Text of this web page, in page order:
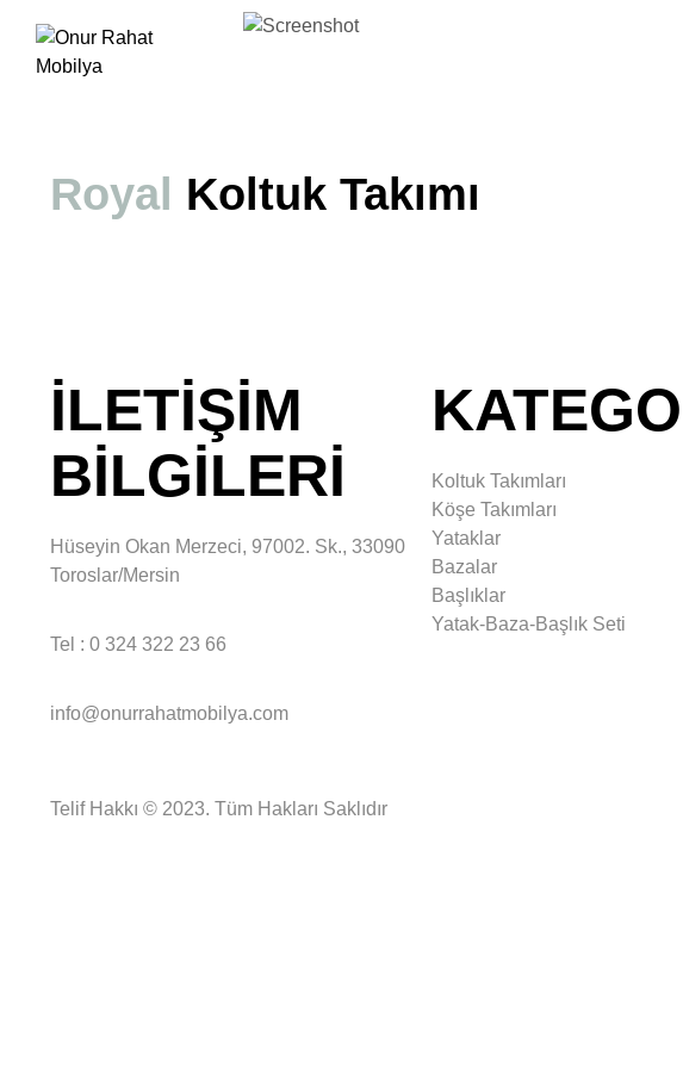
Royal Koltuk Takımı
İLETİŞİM
BİLGİLERİ
Hüseyin Okan Merzeci, 97002. Sk., 33090
Toroslar/Mersin
Tel : 0 324 322 23 66
info@onurrahatmobilya.com
Koltuk Takımları
Köşe Takımları
Yataklar
Bazalar
Başlıklar
Yatak-Baza-Başlık Seti
Telif Hakkı © 2023. Tüm Hakları Saklıdır